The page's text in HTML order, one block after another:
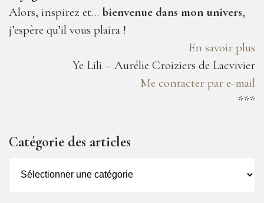
Alors, inspirez et… bienvenue dans mon univers,
j’espère qu’il vous plaira !
En savoir plus
Ye Lili – Aurélie Croiziers de Lacvivier
Me contacter par e-mail
***
Catégorie des articles
des